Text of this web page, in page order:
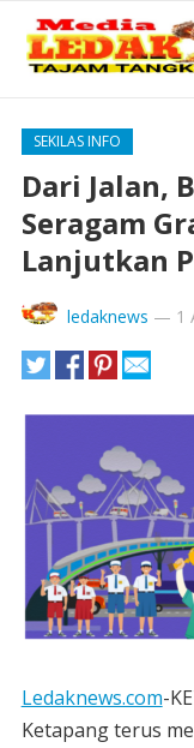
SEKILAS INFO
Dari Jalan,
Seragam
Lanjutkan
ledaknews — 1
Ledaknews.com-
Ketapang terus